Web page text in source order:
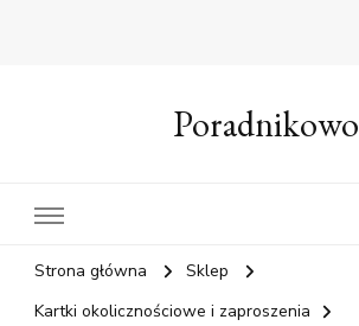
Poradnikowo
Strona główna
Sklep
Kartki okolicznościowe i zaproszenia